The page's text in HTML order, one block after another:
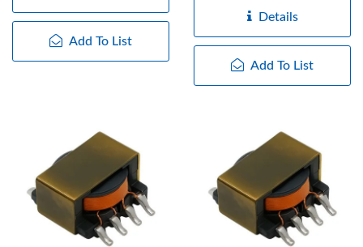
Add To List
specialibus ad Potentiam...
Details
Add To List